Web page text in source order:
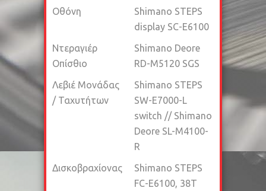
Οθόνη
Shimano STEPS
display SC-E6100
Ντεραγιέρ
Οπίσθιο
Shimano Deore
RD-M5120 SGS
Λεβιέ Μονάδας
/ Ταχυτήτων
Shimano STEPS
SW-E7000-L
switch // Shimano
Deore SL-M4100-
R
Δισκοβραχίονας
Shimano STEPS
FC-E6100, 38T